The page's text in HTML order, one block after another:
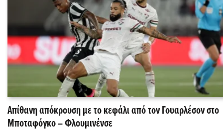
Απίθανη απόκρουση με το κεφάλι από τον Γουαρλέσον στο
Μποταφόγκο – Φλουμινένσε